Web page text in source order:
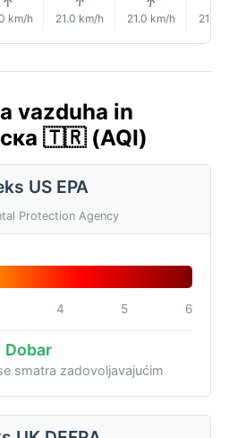
km/h 21.0 km/h 21.0 km/h 21.0
vazduha in
🇹🇷 (AQI)
US EPA
Protection Agency
4 5 6
Dobar
smatra zadovoljavajućim